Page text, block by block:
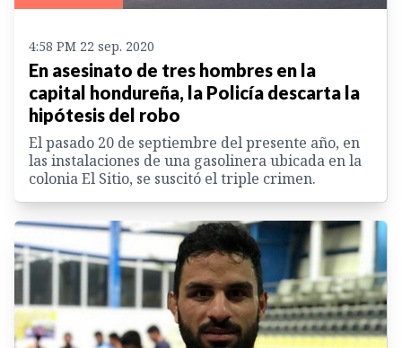
4:58 PM 22 sep. 2020
En asesinato de tres hombres en la
capital hondureña, la Policía descarta la
hipótesis del robo
El pasado 20 de septiembre del presente año, en
las instalaciones de una gasolinera ubicada en la
colonia El Sitio, se suscitó el triple crimen.